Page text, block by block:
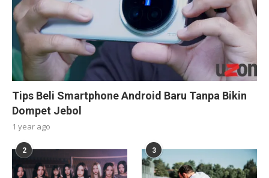
Tips Beli Smartphone Android Baru Tanpa Bikin
Dompet Jebol
1 year ago
2 3